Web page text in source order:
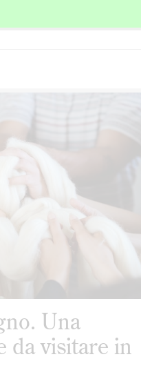
Una
da visitare in